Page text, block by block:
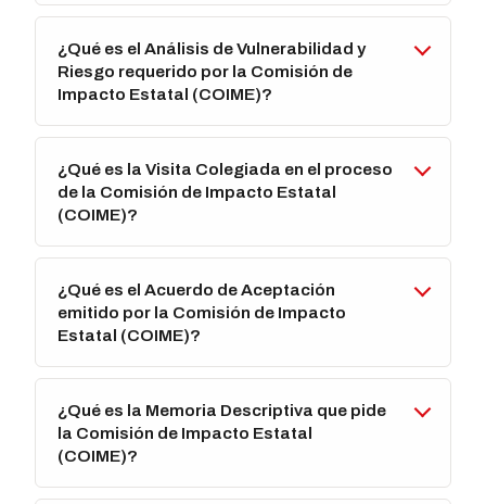
¿Qué es el Análisis de Vulnerabilidad y
Riesgo requerido por la Comisión de
Impacto Estatal (COIME)?
¿Qué es la Visita Colegiada en el proceso
de la Comisión de Impacto Estatal
(COIME)?
¿Qué es el Acuerdo de Aceptación
emitido por la Comisión de Impacto
Estatal (COIME)?
¿Qué es la Memoria Descriptiva que pide
la Comisión de Impacto Estatal
(COIME)?